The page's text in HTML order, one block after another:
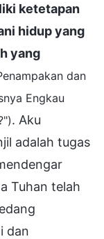
ketetapan
hidup yang
yang
dan
Engkau
. Aku
adalah tugas
Tuhan telah
dan